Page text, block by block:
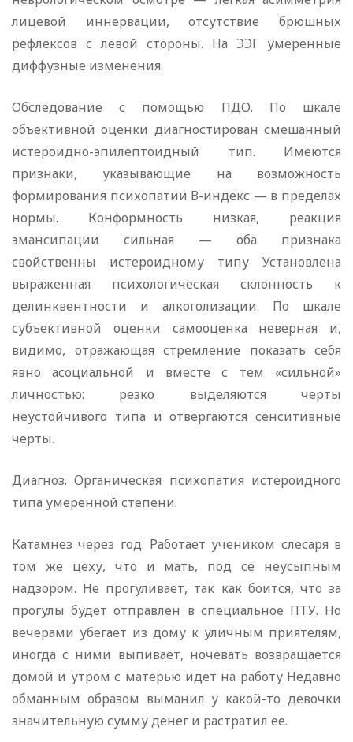
лицевой иннервации, отсутствие брюшных
рефлексов с левой стороны. На ЭЭГ умеренные
диффузные изменения.
Обследование с помощью ПДО. По шкале
объективной оценки диагностирован смешанный
истероидно-эпилептоидный тип. Имеются
признаки, указывающие на возможность
формирования психопатии В-индекс — в пределах
нормы. Конформность низкая, реакция
эмансипации сильная — оба признака
свойственны истероидному типу Установлена
выраженная психологическая склонность к
делинквентности и алкоголизации. По шкале
субъективной оценки самооценка неверная и,
видимо, отражающая стремление показать себя
явно асоциальной и вместе с тем «сильной»
личностью: резко выделяются черты
неустойчивого типа и отвергаются сенситивные
черты.
Диагноз. Органическая психопатия истероидного
типа умеренной степени.
Катамнез через год. Работает учеником слесаря в
том же цеху, что и мать, под се неусыпным
надзором. Не прогуливает, так как боится, что за
прогулы будет отправлен в специальное ПТУ. Но
вечерами убегает из дому к уличным приятелям,
иногда с ними выпивает, ночевать возвращается
домой и утром с матерью идет на работу Недавно
обманным образом выманил у какой-то девочки
значительную сумму денег и растратил ее.